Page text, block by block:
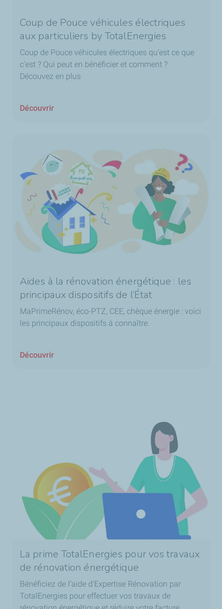
Coup de Pouce véhicules électriques
aux particuliers by TotalEnergies
Coup de Pouce véhicules électriques qu'est ce que
c'est ? Qui peut en bénéficier et comment ?
Découvez en plus
Découvrir
Aides à la rénovation énergétique : les
principaux dispositifs de l’État
MaPrimeRénov, éco-PTZ, CEE, chèque énergie : voici
les principaux dispositifs à connaître.
Découvrir
La prime TotalEnergies pour vos travaux
de rénovation énergétique
Bénéficiez de l’aide d'Expertise Rénovation par
TotalEnergies pour effectuer vos travaux de